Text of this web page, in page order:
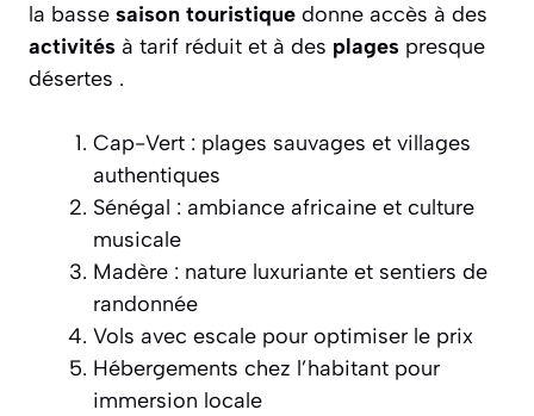
la basse saison touristique donne accès à des
activités à tarif réduit et à des plages presque
désertes .
Cap-Vert : plages sauvages et villages
authentiques
Sénégal : ambiance africaine et culture
musicale
Madère : nature luxuriante et sentiers de
randonnée
Vols avec escale pour optimiser le prix
Hébergements chez l’habitant pour
immersion locale